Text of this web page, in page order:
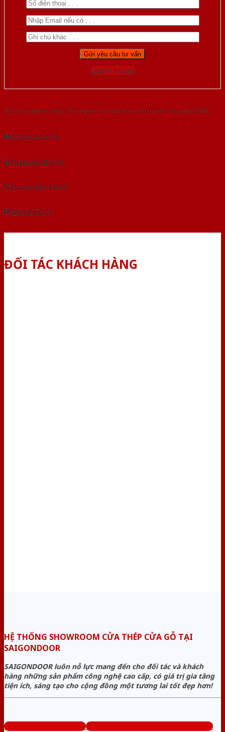
Gọi 0976.169.864
Với kinh nghiệm nhiêu năm nghiên cứu cửa theo tiêu chuẩn công nghệ Châu
Âu.Chúng tôi tự tin là nhà sản xuất & cung cấp hàng đầu tại Việt Nam!
Gửi yêu cầu tư vấn
Tải báo giá tổng hợp
Yêu cầu gọi lại (3 phút)
Dành cho đại lý
ĐỐI TÁC KHÁCH HÀNG
HỆ THỐNG SHOWROOM CỬA THÉP CỬA GỖ TẠI
SAIGONDOOR
SAIGONDOOR luôn nỗ lực mang đến cho đối tác và khách
hàng những sản phẩm công nghệ cao cấp, có giá trị gia tăng
tiện ích, sáng tạo cho cộng đồng một tương lai tốt đẹp hơn!
www.cuathepcuago.com Tổng đài tư vấn miễn phí: 0824.400.400